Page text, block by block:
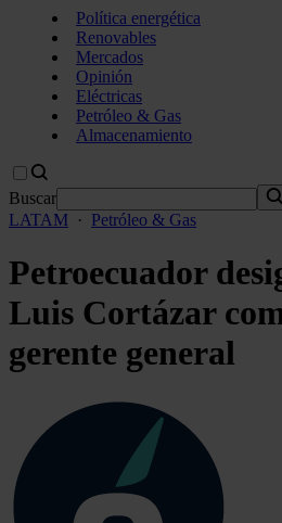
Política energética
Renovables
Mercados
Opinión
Eléctricas
Petróleo & Gas
Almacenamiento
Buscar
LATAM · Petróleo & Gas
Petroecuador
Luis Cortázar
gerente general